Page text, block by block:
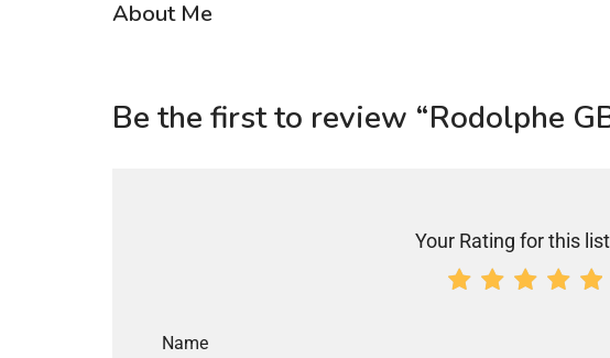
About Me
Be the first to review “Rodolphe
Your Rating for this
Name